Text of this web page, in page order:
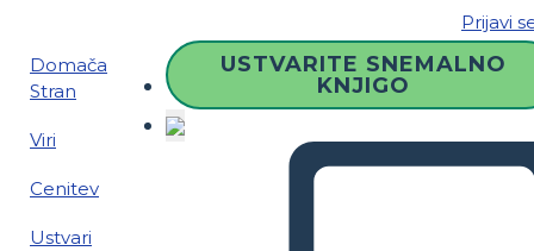
Prijavi
Domača
Stran
Viri
Cenitev
Ustvari
USTVARITE SNEMALNO
KNJIGO